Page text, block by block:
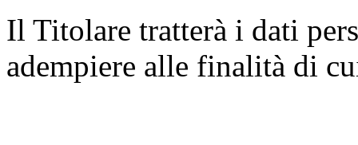
Il Titolare tratterà i dati
adempiere alle finalità di